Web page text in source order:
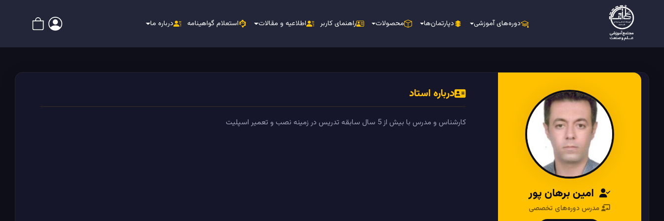
دوره‌های آموزشی دپارتمان‌ها محصولات راهنمای کاربر اطلاعیه و مقالات استعلام گواهینامه درباره ما
امین برهان پور
مدرس دوره‌های تخصصی
درباره استاد
کارشناس و مدرس با بیش از 5 سال سابقه تدریس در زمینه نصب و تعمیر اسپلیت